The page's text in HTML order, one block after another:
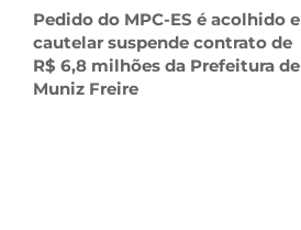
Pedido do MPC-ES é acolhido e
cautelar suspende contrato de
R$ 6,8 milhões da Prefeitura de
Muniz Freire